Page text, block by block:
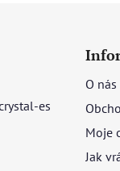
es
O nás
Moje
Jak